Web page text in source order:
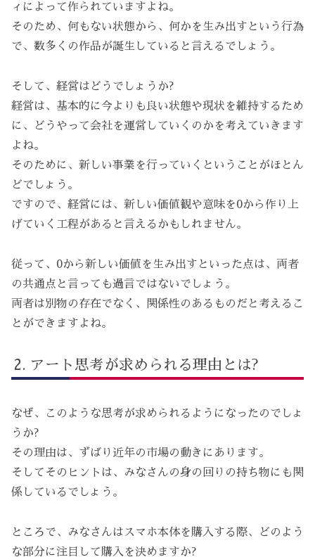
ィによって作られていますよね。
そのため、何もない状態から、何かを生み出すという行為
で、数多くの作品が誕生していると言えるでしょう。
そして、経営はどうでしょうか?
経営は、基本的に今よりも良い状態や現状を維持するため
に、どうやって会社を運営していくのかを考えていきます
よね。
そのために、新しい事業を行っていくということがほとん
どでしょう。
ですので、経営には、新しい価値観や意味を0から作り上
げていく工程があると言えるかもしれません。
従って、0から新しい価値を生み出すといった点は、両者
の共通点と言っても過言ではないでしょう。
両者は別物の存在でなく、関係性のあるものだと考えるこ
とができますよね。
アート思考が求められる理由とは?
なぜ、このような思考が求められるようになったのでしょ
うか?
その理由は、ずばり近年の市場の動きにあります。
そしてそのヒントは、みなさんの身の回りの持ち物にも関
係しているでしょう。
ところで、みなさんはスマホ本体を購入する際、どのよう
な部分に注目して購入を決めますか?